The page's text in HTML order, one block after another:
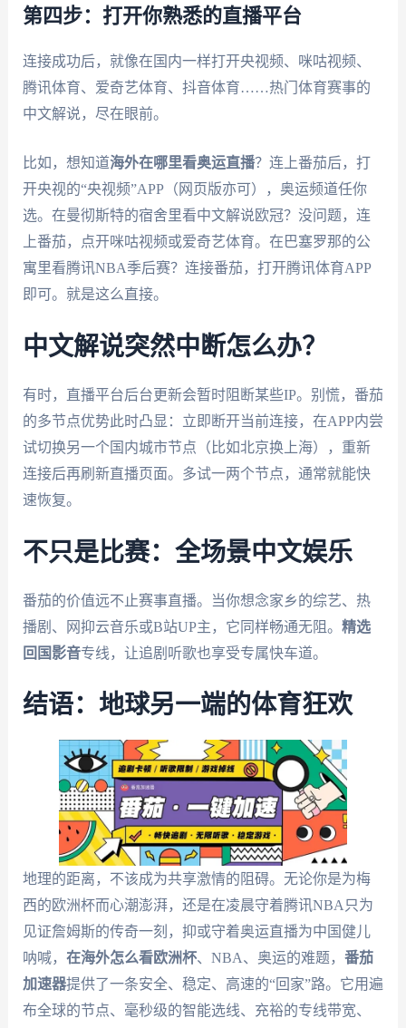
第四步：打开你熟悉的直播平台
连接成功后，就像在国内一样打开央视频、咪咕视频、
腾讯体育、爱奇艺体育、抖音体育……热门体育赛事的
中文解说，尽在眼前。
比如，想知道海外在哪里看奥运直播？连上番茄后，打
开央视的“央视频”APP（网页版亦可），奥运频道任你
选。在曼彻斯特的宿舍里看中文解说欧冠？没问题，连
上番茄，点开咪咕视频或爱奇艺体育。在巴塞罗那的公
寓里看腾讯NBA季后赛？连接番茄，打开腾讯体育APP
即可。就是这么直接。
中文解说突然中断怎么办？
有时，直播平台后台更新会暂时阻断某些IP。别慌，番茄
的多节点优势此时凸显：立即断开当前连接，在APP内尝
试切换另一个国内城市节点（比如北京换上海），重新
连接后再刷新直播页面。多试一两个节点，通常就能快
速恢复。
不只是比赛：全场景中文娱乐
番茄的价值远不止赛事直播。当你想念家乡的综艺、热
播剧、网抑云音乐或B站UP主，它同样畅通无阻。 精选
回国影音专线，让追剧听歌也享受专属快车道。
结语：地球另一端的体育狂欢
地理的距离，不该成为共享激情的阻碍。无论你是为梅
西的欧洲杯而心潮澎湃，还是在凌晨守着腾讯NBA只为
见证詹姆斯的传奇一刻，抑或守着奥运直播为中国健儿
呐喊， 在海外怎么看欧洲杯、NBA、奥运的难题， 番茄
加速器提供了一条安全、稳定、高速的“回家”路。它用遍
布全球的节点、毫秒级的智能选线、充裕的专线带宽、